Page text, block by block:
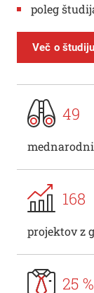
poleg
Več o študiju
49
168
projektov z
25 %